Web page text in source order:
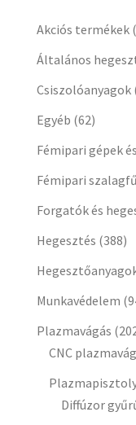
Akciós termékek
Általános
Csiszolóanyagok
Egyéb (62)
Fémipari gépek
Fémipari
Forgatók és
Hegesztés (388)
Munkavédelem
Plazmavágás
CNC
Diffúzor